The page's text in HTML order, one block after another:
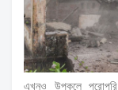
এখনও উপকূলে